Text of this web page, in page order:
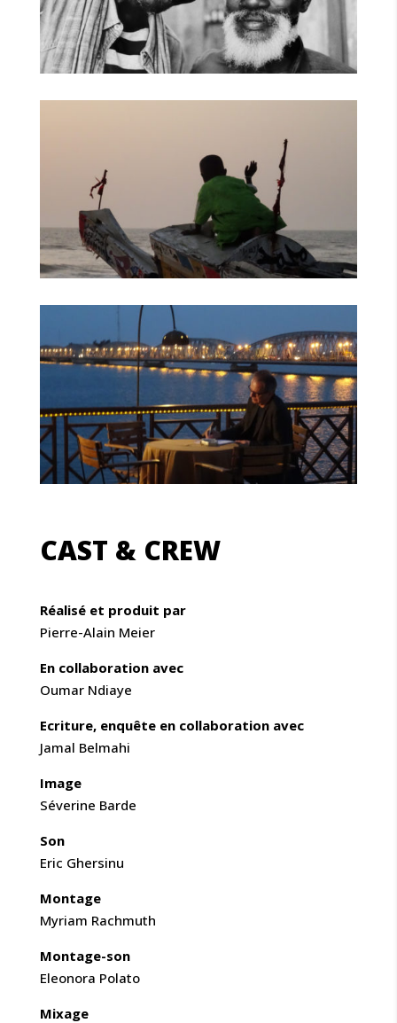
CAST & CREW
Réalisé et produit par
Pierre-Alain Meier
En collaboration avec
Oumar Ndiaye
Ecriture, enquête en collaboration avec
Jamal Belmahi
Image
Séverine Barde
Son
Eric Ghersinu
Montage
Myriam Rachmuth
Montage-son
Eleonora Polato
Mixage